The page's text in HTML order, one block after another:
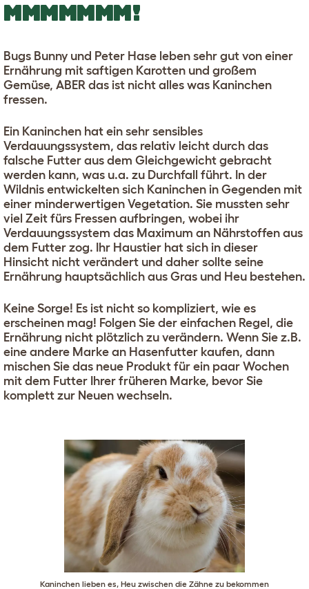
MMMMMMM!
Bugs Bunny und Peter Hase leben sehr gut von einer
Ernährung mit saftigen Karotten und großem
Gemüse, ABER das ist nicht alles was Kaninchen
fressen.
Ein Kaninchen hat ein sehr sensibles
Verdauungssystem, das relativ leicht durch das
falsche Futter aus dem Gleichgewicht gebracht
werden kann, was u.a. zu Durchfall führt. In der
Wildnis entwickelten sich Kaninchen in Gegenden mit
einer minderwertigen Vegetation. Sie mussten sehr
viel Zeit fürs Fressen aufbringen, wobei ihr
Verdauungssystem das Maximum an Nährstoffen aus
dem Futter zog. Ihr Haustier hat sich in dieser
Hinsicht nicht verändert und daher sollte seine
Ernährung hauptsächlich aus Gras und Heu bestehen.
Keine Sorge! Es ist nicht so kompliziert, wie es
erscheinen mag! Folgen Sie der einfachen Regel, die
Ernährung nicht plötzlich zu verändern. Wenn Sie z.B.
eine andere Marke an Hasenfutter kaufen, dann
mischen Sie das neue Produkt für ein paar Wochen
mit dem Futter Ihrer früheren Marke, bevor Sie
komplett zur Neuen wechseln.
Kaninchen lieben es, Heu zwischen die Zähne zu bekommen